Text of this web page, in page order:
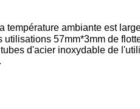
température ambiante est
57mm*3mm de
d'acier inoxydable de